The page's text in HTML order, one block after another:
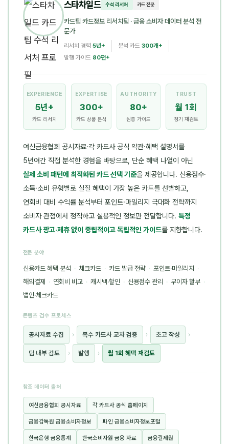
스타차일드 수석 리서처 카드 전문
카드팁 카드정보 리서치팀 · 금융 소비자 데이터 분석 전
문가
리서치 경력 5년+ 분석 카드 300개+
발행 가이드 80편+
EXPERIENCE
5년+
카드 리서치
EXPERTISE
300+
카드 상품 분석
AUTHORITY
80+
심층 가이드
TRUST
월 1회
정기 재검토
여신금융협회 공시자료·각 카드사 공식 약관·혜택 설명서를
5년여간 직접 분석한 경험을 바탕으로, 단순 혜택 나열이 아닌
실제 소비 패턴에 최적화된 카드 선택 기준을 제공합니다. 신용점수·
소득·소비 유형별로 실질 혜택이 가장 높은 카드를 선별하고,
연회비 대비 수익률 분석부터 포인트·마일리지 극대화 전략까지
소비자 관점에서 정직하고 실용적인 정보만 전달합니다. 특정
카드사 광고·제휴 없이 중립적이고 독립적인 가이드를 지향합니다.
전문 분야
신용카드 혜택 분석 · 체크카드 · 카드 발급 전략 · 포인트·마일리지 ·
해외결제 · 연회비 비교 · 캐시백·할인 · 신용점수 관리 · 무이자 할부 ·
법인·체크카드
콘텐츠 검수 프로세스
공시자료 수집 › 복수 카드사 교차 검증 › 초고 작성 ›
팀 내부 검토 › 발행 › 월 1회 혜택 재검토
참조 데이터 출처
여신금융협회 공시자료 각 카드사 공식 홈페이지
금융감독원 금융소비자정보 파인 금융소비자정보포털
한국은행 금융통계 한국소비자원 금융 자료 금융결제원